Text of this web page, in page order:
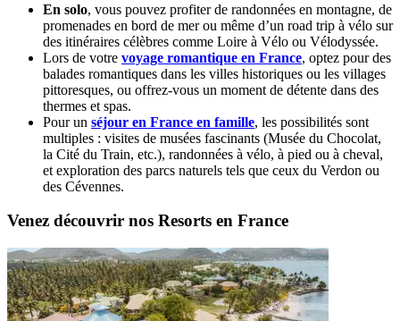
En solo, vous pouvez profiter de randonnées en montagne, de
promenades en bord de mer ou même d’un road trip à vélo sur
des itinéraires célèbres comme Loire à Vélo ou Vélodyssée.
Lors de votre voyage romantique en France, optez pour des
balades romantiques dans les villes historiques ou les villages
pittoresques, ou offrez-vous un moment de détente dans des
thermes et spas.
Pour un séjour en France en famille, les possibilités sont
multiples : visites de musées fascinants (Musée du Chocolat,
la Cité du Train, etc.), randonnées à vélo, à pied ou à cheval,
et exploration des parcs naturels tels que ceux du Verdon ou
des Cévennes.
Venez découvrir nos Resorts en France